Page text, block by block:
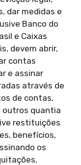
dar medidas e
Banco do
e Caixas
devem abrir,
contas
e assinar
através de
de contas,
outros quantia
restituições
benefícios,
os